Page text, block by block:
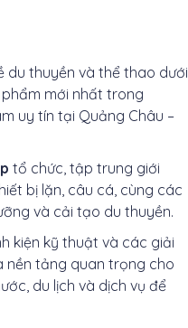
du thuyền và thể thao dưới
mới nhất trong
uy tín tại Quảng Châu –
tổ chức, tập trung giới
bị lặn, câu cá, cùng các
và cải tạo du thuyền.
kiện kỹ thuật và các giải
nền tảng quan trọng cho
du lịch và dịch vụ để